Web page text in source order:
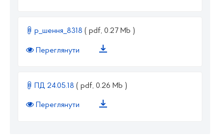
р_шення_8318 ( pdf, 0.27 Mb )
Переглянути
ПД 24.05.18 ( pdf, 0.26 Mb )
Переглянути